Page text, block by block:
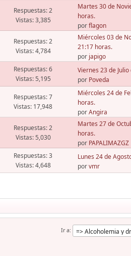
Respuestas: 2
Vistas: 3,385
Martes 30 de
horas.
porflagon
Respuestas: 2
Vistas: 4,784
Miércoles 03 de
21:17 horas.
por japigo
Respuestas: 6
Vistas: 5,195
Viernes 23 de
por Poveda
Respuestas: 7
Vistas: 17,948
Miércoles 24 de
horas.
porAngira
Respuestas: 2
Vistas: 5,030
Martes 27 de
horas.
por PAPALIMAZGZ
Respuestas: 3
Vistas: 4,648
Lunes 24 de
porvmr
Ir a